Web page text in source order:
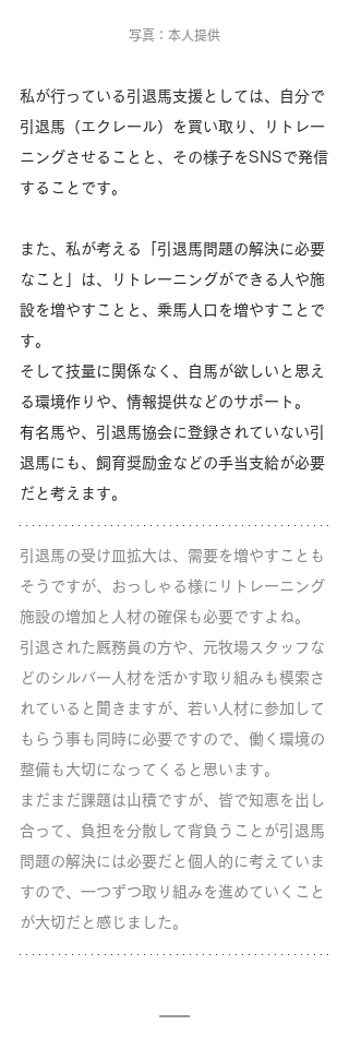
写真：本人提供
私が行っている引退馬支援としては、自分で
引退馬（エクレール）を買い取り、リトレー
ニングさせることと、その様子をSNSで発信
することです。
また、私が考える「引退馬問題の解決に必要
なこと」は、リトレーニングができる人や施
設を増やすことと、乗馬人口を増やすことで
す。
そして技量に関係なく、自馬が欲しいと思え
る環境作りや、情報提供などのサポート。
有名馬や、引退馬協会に登録されていない引
退馬にも、飼育奨励金などの手当支給が必要
だと考えます。
引退馬の受け皿拡大は、需要を増やすことも
そうですが、おっしゃる様にリトレーニング
施設の増加と人材の確保も必要ですよね。
引退された厩務員の方や、元牧場スタッフな
どのシルバー人材を活かす取り組みも模索さ
れていると聞きますが、若い人材に参加して
もらう事も同時に必要ですので、働く環境の
整備も大切になってくると思います。
まだまだ課題は山積ですが、皆で知恵を出し
合って、負担を分散して背負うことが引退馬
問題の解決には必要だと個人的に考えていま
すので、一つずつ取り組みを進めていくこと
が大切だと感じました。